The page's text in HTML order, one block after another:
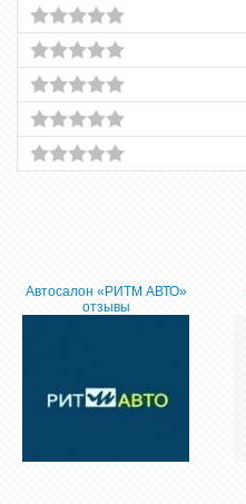
Автосалон «РИТМ АВТО»
отзывы